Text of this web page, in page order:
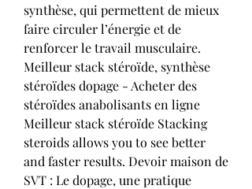
synthèse, qui permettent de mieux
faire circuler l’énergie et de
renforcer le travail musculaire.
Meilleur stack stéroïde, synthèse
stéroïdes dopage - Acheter des
stéroïdes anabolisants en ligne
Meilleur stack stéroïde Stacking
steroids allows you to see better
and faster results. Devoir maison de
SVT : Le dopage, une pratique